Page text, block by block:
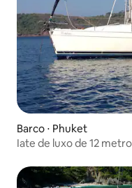
Barco ⋅ Phuket
Iate de luxo de 12